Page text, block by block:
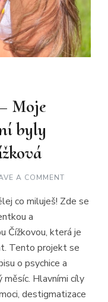
Moje
byly
A COMMENT
MILUJEŠ
MOJE
O
PODNIKÁNÍ
BYLY
NAIVNÍ
–
VERONIKA
ČÍŽKOVÁ
co miluješ! Zde se
a
Čížkovou, která je
Tento projekt se
o psychice a
měsíc. Hlavními cíly
destigmatizace